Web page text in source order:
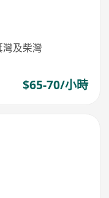
及柴灣
$65-70/小時